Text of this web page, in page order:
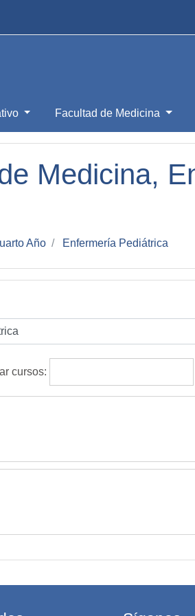
Facultad de Medicina
Medicina,
Año Enfermería Pediátrica
cursos: